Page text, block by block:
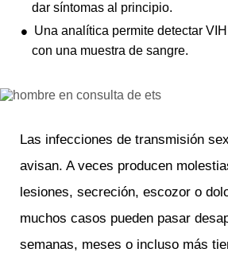
dar síntomas al principio.
Una analítica permite detectar
con una muestra de sangre.
Las infecciones de transmisión
avisan. A veces producen
lesiones, secreción, escozor o
muchos casos pueden pasar
semanas, meses o incluso más